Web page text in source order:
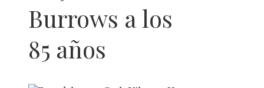
Burrows a los
85 años